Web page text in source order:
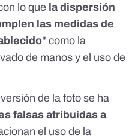
lo que la dispersión
las medidas de
" como la
de manos y el uso de
de la foto se ha
falsas atribuidas a
el uso de la